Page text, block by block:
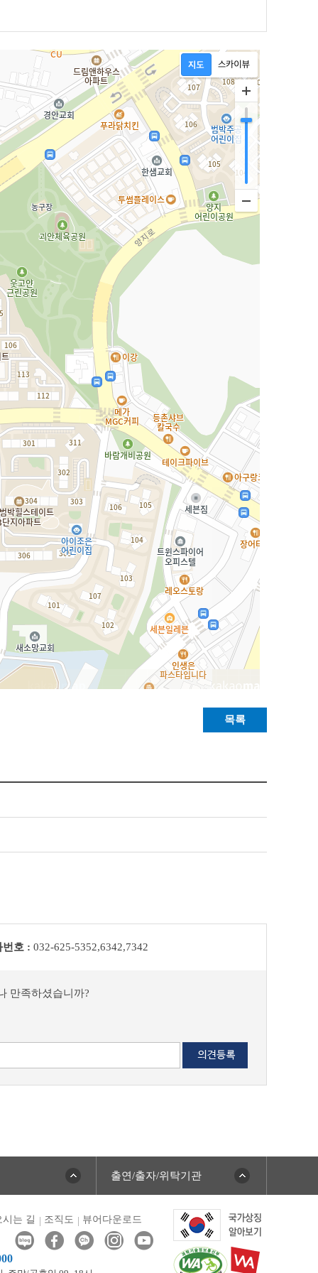
목록
번호 : 032-625-5352,6342,7342
만족하셨습니까?
출연/출자/위탁기관
시는 길 조직도 뷰어다운로드